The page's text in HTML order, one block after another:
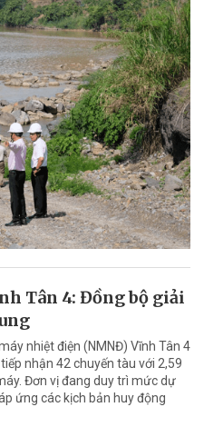
Tân 4: Đồng bộ giải
nhiệt điện (NMNĐ) Vĩnh Tân 4
nhận 42 chuyến tàu với 2,59
Đơn vị đang duy trì mức dự
ứng các kịch bản huy động